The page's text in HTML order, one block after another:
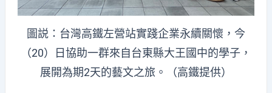
圖説：台灣高鐵左營站實踐企業永續關懷，今
（20）日協助一群來自台東縣大王國中的學子，
展開為期2天的藝文之旅。（高鐵提供）